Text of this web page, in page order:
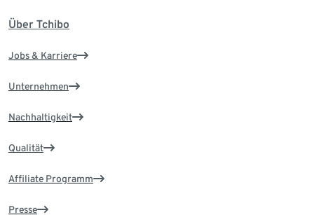
Über Tchibo
Jobs & Karriere
Unternehmen
Nachhaltigkeit
Qualität
Affiliate Programm
Presse